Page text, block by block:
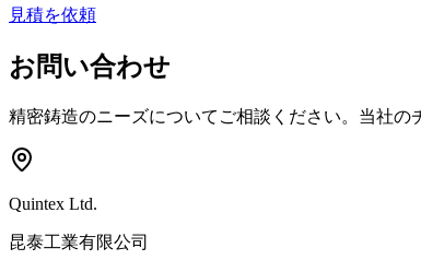
見積を依頼
お問い合わせ
精密鋳造のニーズについてご相談ください。当社の
Quintex Ltd.
昆泰工業有限公司